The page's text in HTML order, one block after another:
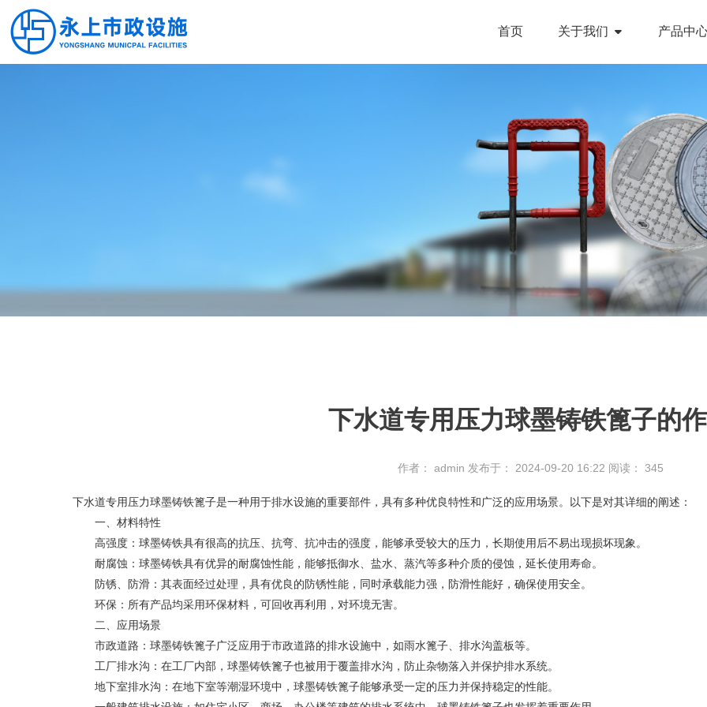
首页 关于我们 产品中
下水道专用压力球墨铸铁篦子的
作者： admin 发布于： 2024-09-20 16:22 阅读： 345
下水道专用压力球墨铸铁篦子是一种用于排水设施的重要部件，具有多种优良特性和广泛的应用场景。以下是对其详细的阐述：
一、材料特性
高强度：球墨铸铁具有很高的抗压、抗弯、抗冲击的强度，能够承受较大的压力，长期使用后不易出现损坏现象。
耐腐蚀：球墨铸铁具有优异的耐腐蚀性能，能够抵御水、盐水、蒸汽等多种介质的侵蚀，延长使用寿命。
防锈、防滑：其表面经过处理，具有优良的防锈性能，同时承载能力强，防滑性能好，确保使用安全。
环保：所有产品均采用环保材料，可回收再利用，对环境无害。
二、应用场景
市政道路：球墨铸铁篦子广泛应用于市政道路的排水设施中，如雨水篦子、排水沟盖板等。
工厂排水沟：在工厂内部，球墨铸铁篦子也被用于覆盖排水沟，防止杂物落入并保护排水系统。
地下室排水沟：在地下室等潮湿环境中，球墨铸铁篦子能够承受一定的压力并保持稳定的性能。